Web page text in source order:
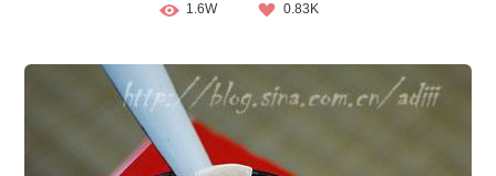
1.6W 0.83K